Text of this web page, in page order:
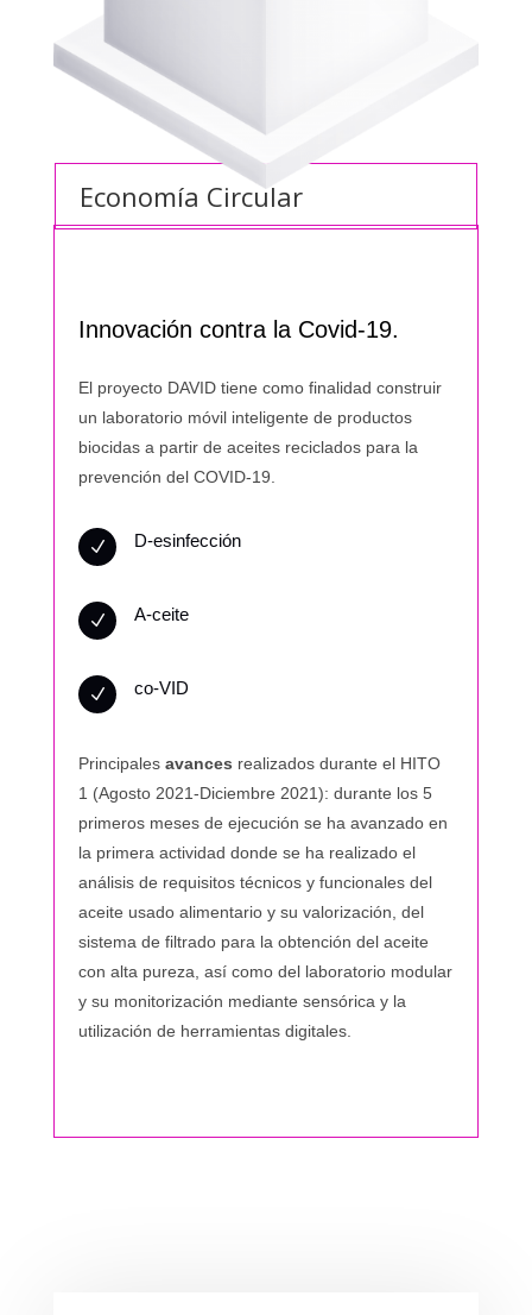
Economía Circular
Innovación contra la Covid-19.
El proyecto DAVID tiene como finalidad construir
un laboratorio móvil inteligente de productos
biocidas a partir de aceites reciclados para la
prevención del COVID-19.
N D-esinfección
N A-ceite
N co-VID
Principales avances realizados durante el HITO
1 (Agosto 2021-Diciembre 2021): durante los 5
primeros meses de ejecución se ha avanzado en
la primera actividad donde se ha realizado el
análisis de requisitos técnicos y funcionales del
aceite usado alimentario y su valorización, del
sistema de filtrado para la obtención del aceite
con alta pureza, así como del laboratorio modular
y su monitorización mediante sensórica y la
utilización de herramientas digitales.